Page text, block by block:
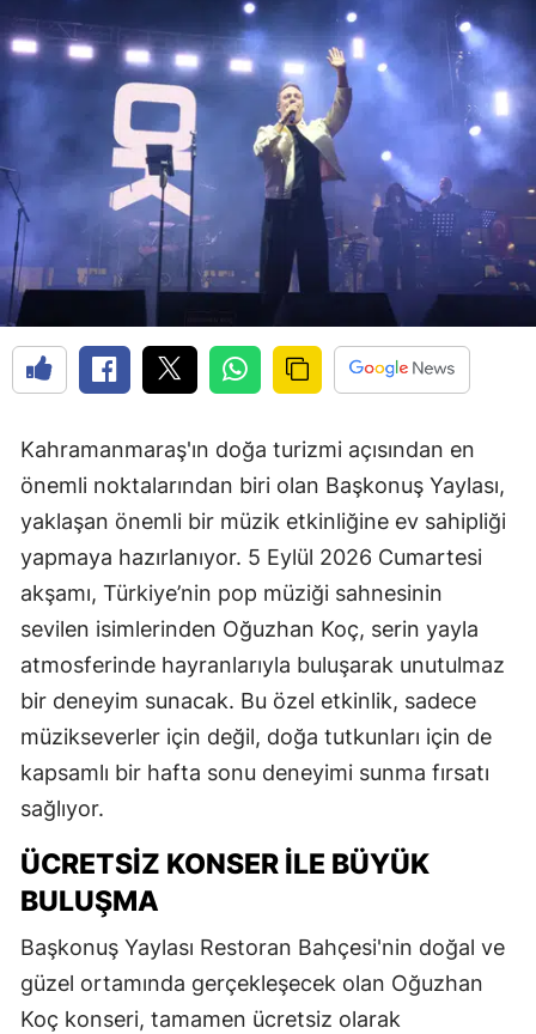
Kahramanmaraş'ın doğa turizmi açısından en
önemli noktalarından biri olan Başkonuş Yaylası,
yaklaşan önemli bir müzik etkinliğine ev sahipliği
yapmaya hazırlanıyor. 5 Eylül 2026 Cumartesi
akşamı, Türkiye’nin pop müziği sahnesinin
sevilen isimlerinden Oğuzhan Koç, serin yayla
atmosferinde hayranlarıyla buluşarak unutulmaz
bir deneyim sunacak. Bu özel etkinlik, sadece
müzikseverler için değil, doğa tutkunları için de
kapsamlı bir hafta sonu deneyimi sunma fırsatı
sağlıyor.
ÜCRETSİZ KONSER İLE BÜYÜK
BULUŞMA
Başkonuş Yaylası Restoran Bahçesi'nin doğal ve
güzel ortamında gerçekleşecek olan Oğuzhan
Koç konseri, tamamen ücretsiz olarak